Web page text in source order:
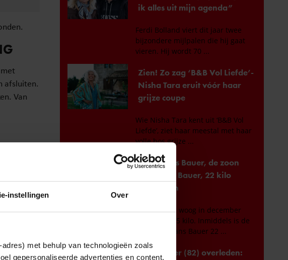
instellingen Over
met behulp van technologieën zoals
gepersonaliseerde advertenties en content,
afsluiten.
Van
is voor
haar